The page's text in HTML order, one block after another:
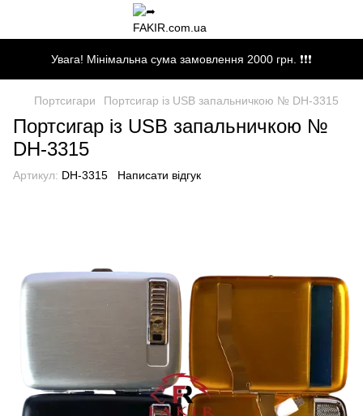
Увага! Мінімальна сума замовлення 2000 грн. ❗❗❗
Портсигари Портсигар із USB запальничкою № DH-3315
Портсигар із USB запальничкою №
DH-3315
Артикул: DH-3315 Написати відгук